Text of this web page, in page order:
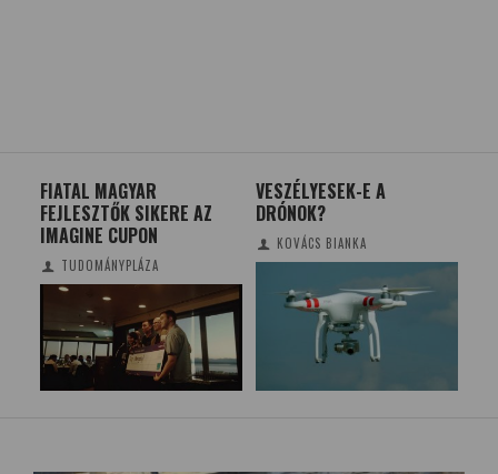
FIATAL MAGYAR
FEJLESZTŐK SIKERE AZ
IMAGINE CUPON
TUDOMÁNYPLÁZA
VESZÉLYESEK-E A
DRÓNOK?
KOVÁCS BIANKA